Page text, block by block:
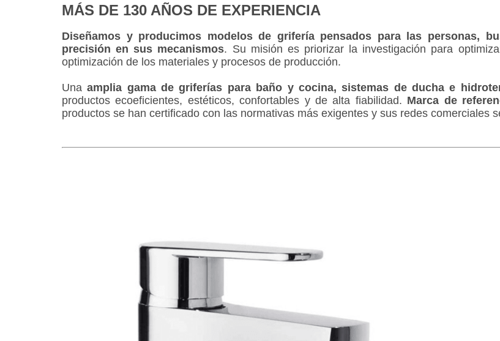
MÁS DE 130 AÑOS DE EXPERIENCIA
Diseñamos y producimos modelos de grifería pensados para las personas,
precisión en sus mecanismos. Su misión es priorizar la investigación para
optimización de los materiales y procesos de producción.
Unaamplia gama de griferías para baño y cocina, sistemas de ducha e
productos ecoeficientes, estéticos, confortables y de alta fiabilidad. Marca de
productos se han certificado con las normativas más exigentes y sus redes comerciales